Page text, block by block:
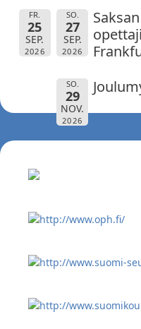
FR.
25
SEP.
2026
SO.
27
SEP.
2026
SO.
29
NOV.
2026